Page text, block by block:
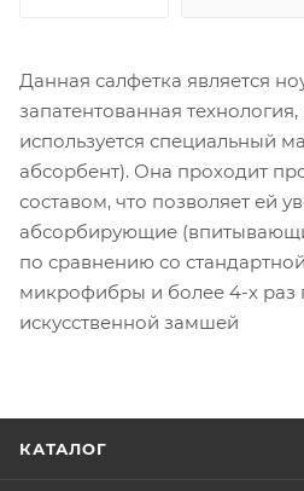
Данная салфетка является
запатентованная
используется специальный
абсорбент). Она проходит
составом, что позволяет ей
абсорбирующие
по сравнению со
микрофибры и более 4-х раз
искусственной замшей
КАТАЛОГ